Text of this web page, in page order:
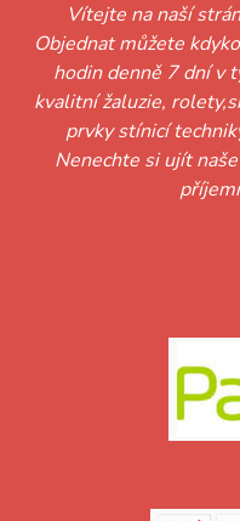
Vítejte na naší
Objednat můžete
hodin denně 7 dní v
kvalitní žaluzie,
prvky stínicí
Nenechte si ujít